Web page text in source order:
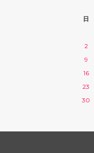
日
2
9
16
23
30